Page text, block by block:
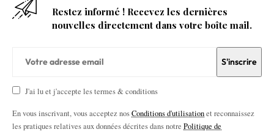
Restez informé ! Recevez les dernières
nouvelles directement dans votre boîte mail.
J'ai lu et j'accepte les termes & conditions
En vous inscrivant, vous acceptez nosConditions d'utilisationet reconnaissez
les pratiques relatives aux données décrites dans notre Politique de